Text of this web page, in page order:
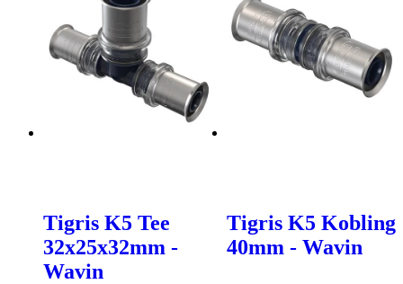
Tigris K5 Tee
32x25x32mm -
Wavin
Tigris K5 Kobling
40mm - Wavin